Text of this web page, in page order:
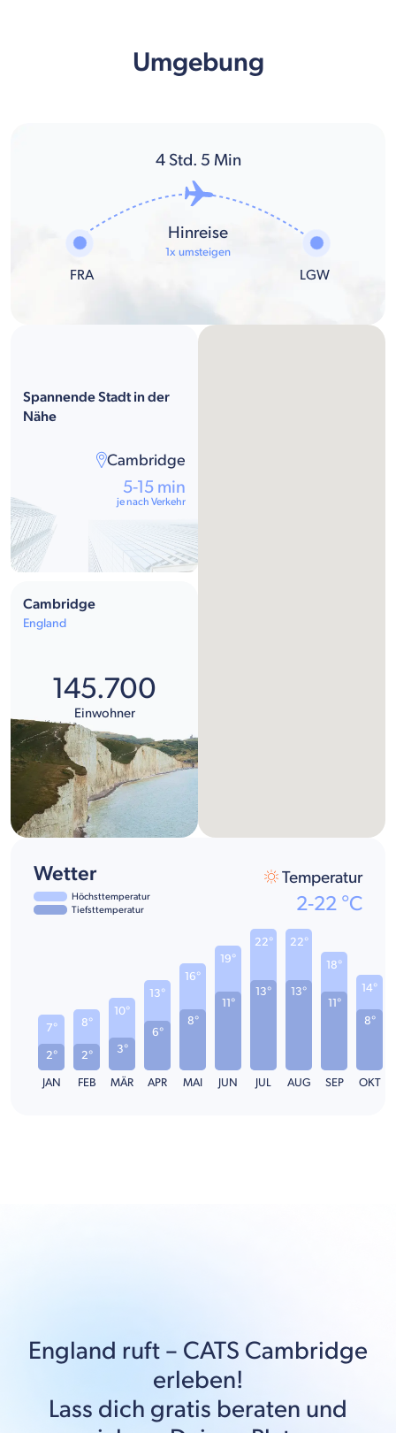
Umgebung
4Std. 5 Min
FRA
Hinreise
1x umsteigen
LGW
Spannende Stadt in der
Nähe
Cambridge
5-15 min
je nach Verkehr
Cambridge
England
145.700
Einwohner
Wetter
Höchsttemperatur
Tiefsttemperatur
Temperatur
2-22 °C
2°
7°
JAN
2°
8°
FEB
3°
10°
MÄR
6°
13°
APR
8°
16°
MAI
11°
19°
JUN
13°
22°
JUL
13°
22°
AUG
11°
18°
SEP
8°
14°
OKT
England ruft – CATS Cambridge
erleben!
Lass dich gratis beraten und